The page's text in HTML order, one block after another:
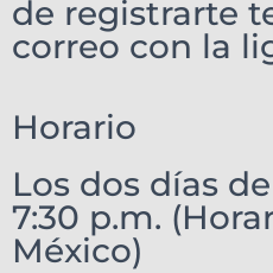
de registrarte
correo con la
Horario
Los dos días
7:30 p.m.
México)